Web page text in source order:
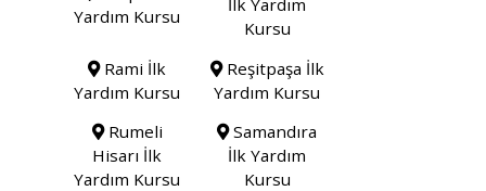
Yardım Kursu
İlk Yardım
Kursu
Rami İlk
Yardım Kursu
Reşitpaşa İlk
Yardım Kursu
Rumeli
Hisarı İlk
Yardım Kursu
Samandıra
İlk Yardım
Kursu